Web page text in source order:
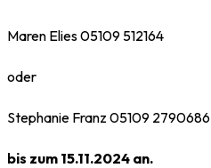
Maren Elies 05109 512164
oder
Stephanie Franz 05109 2790686
bis zum 15.11.2024 an.